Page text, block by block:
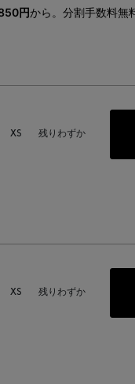
円から。分割手数料無
XS 残りわずか
XS 残りわずか